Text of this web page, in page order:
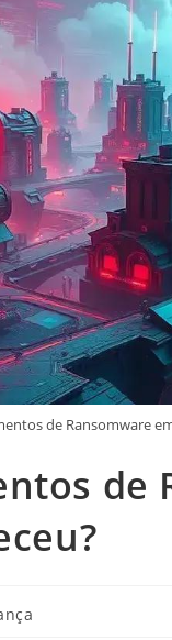
de Ransomware
de